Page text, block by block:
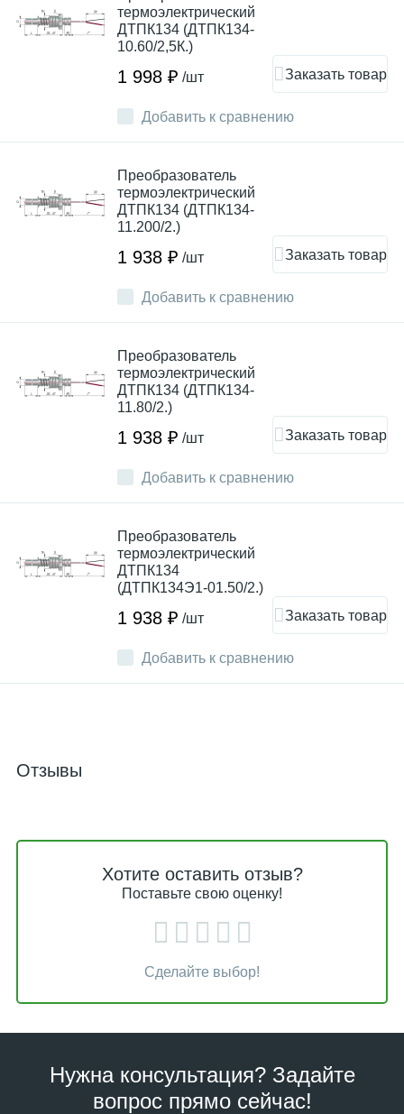
Добавить к сравнению
термоэлектрический
ДТПК134 (ДТПК134-
10.60/2,5К.)
1 998 ₽ /шт Заказать товар
Добавить к сравнению
Преобразователь
термоэлектрический
ДТПК134 (ДТПК134-
11.200/2.)
1 938 ₽ /шт Заказать товар
Добавить к сравнению
Преобразователь
термоэлектрический
ДТПК134 (ДТПК134-
11.80/2.)
1 938 ₽ /шт Заказать товар
Добавить к сравнению
Преобразователь
термоэлектрический
ДТПК134
(ДТПК134Э1-01.50/2.)
1 938 ₽ /шт Заказать товар
Отзывы
Хотите оставить отзыв?
Поставьте свою оценку!
Сделайте выбор!
Нужна консультация? Задайте
вопрос прямо сейчас!